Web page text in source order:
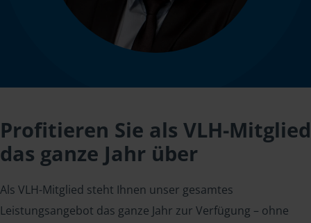
Profitieren Sie als VLH-Mitglied
das ganze Jahr über
Als VLH-Mitglied steht Ihnen unser gesamtes
Leistungsangebot das ganze Jahr zur Verfügung – ohne